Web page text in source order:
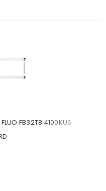
FB32T8 4100KU6